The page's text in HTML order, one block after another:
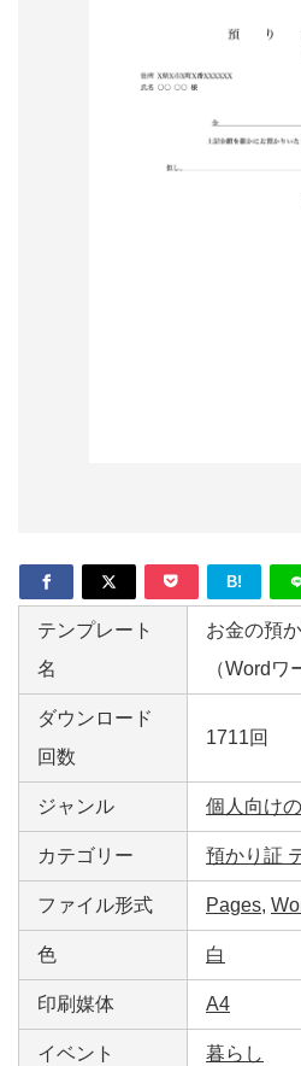
B!
テンプレート
名
お金の預
（Wordワ
ダウンロード
回数
1711回
ジャンル 個人向け
カテゴリー 預かり証
ファイル形式 Pages,
色 白
印刷媒体 A4
イベント 暮らし